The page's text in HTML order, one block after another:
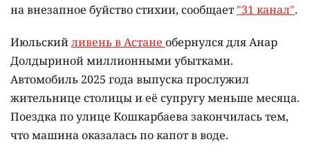
на внезапное буйство стихии, сообщает "31 канал".
Июльскийливень в Астане обернулся для Анар
Долдыриной миллионными убытками.
Автомобиль 2025 года выпуска прослужил
жительнице столицы и её супругу меньше месяца.
Поездка по улице Кошкарбаева закончилась тем,
что машина оказалась по капот в воде.